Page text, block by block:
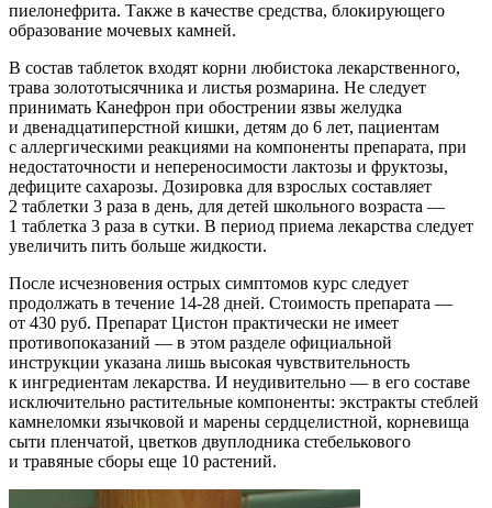
пиелонефрита. Также в качестве средства, блокирующего
образование мочевых камней.
В состав таблеток входят корни любистока лекарственного,
трава золототысячника и листья розмарина. Не следует
принимать Канефрон при обострении язвы желудка
и двенадцатиперстной кишки, детям до 6 лет, пациентам
с аллергическими реакциями на компоненты препарата, при
недостаточности и непереносимости лактозы и фруктозы,
дефиците сахарозы. Дозировка для взрослых составляет
2 таблетки 3 раза в день, для детей школьного возраста —
1 таблетка 3 раза в сутки. В период приема лекарства следует
увеличить пить больше жидкости.
После исчезновения острых симптомов курс следует
продолжать в течение 14-28 дней. Стоимость препарата —
от 430 руб. Препарат Цистон практически не имеет
противопоказаний — в этом разделе официальной
инструкции указана лишь высокая чувствительность
к ингредиентам лекарства. И неудивительно — в его составе
исключительно растительные компоненты: экстракты стеблей
камнеломки язычковой и марены сердцелистной, корневища
сыти пленчатой, цветков двуплодника стебелькового
и травяные сборы еще 10 растений.